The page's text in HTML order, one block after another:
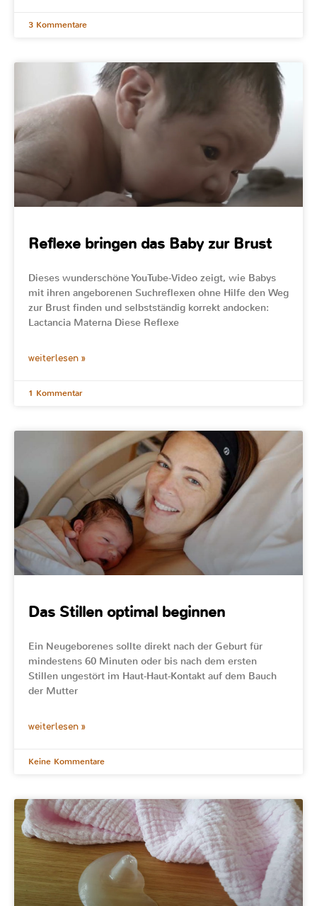
3 Kommentare
Reflexe bringen das Baby zur Brust
Dieses wunderschöne YouTube-Video zeigt, wie Babys
mit ihren angeborenen Suchreflexen ohne Hilfe den Weg
zur Brust finden und selbstständig korrekt andocken:
Lactancia Materna Diese Reflexe
weiterlesen »
1 Kommentar
Das Stillen optimal beginnen
Ein Neugeborenes sollte direkt nach der Geburt für
mindestens 60 Minuten oder bis nach dem ersten
Stillen ungestört im Haut-Haut-Kontakt auf dem Bauch
der Mutter
weiterlesen »
Keine Kommentare